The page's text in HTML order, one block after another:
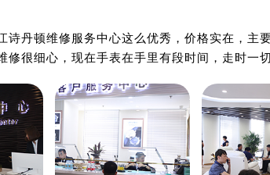
诗丹顿维修服务中心这么优秀，价格实在，主
修很细心，现在手表在手里有段时间，走时一